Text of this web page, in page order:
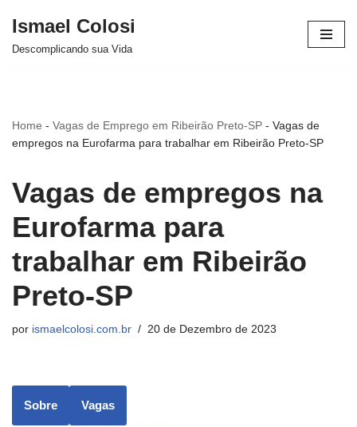
Avançar
Ismael Colosi
Descomplicando sua Vida
Home - Vagas de Emprego em Ribeirão Preto-SP - Vagas de
empregos na Eurofarma para trabalhar em Ribeirão Preto-SP
Vagas de empregos na
Eurofarma para
trabalhar em Ribeirão
Preto-SP
por ismaelcolosi.com.br 20 de Dezembro de 2023
Sobre Vagas